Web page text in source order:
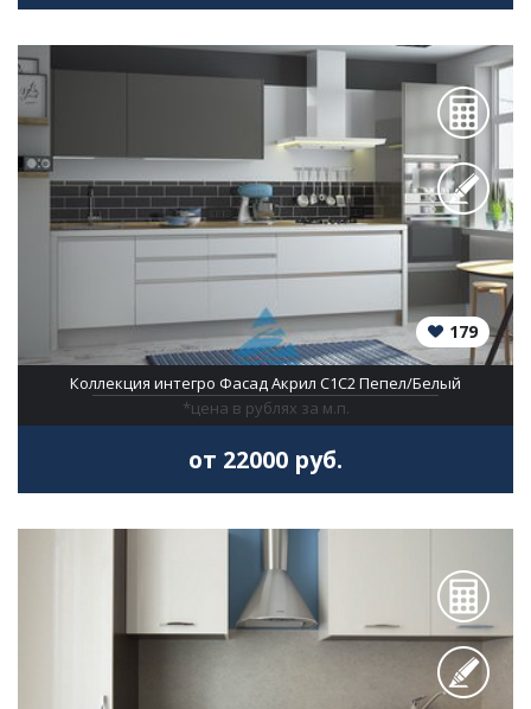
179
Коллекция интегро Фасад Акрил С1С2 Пепел/Белый
*цена в рублях за м.п.
от 22000 руб.